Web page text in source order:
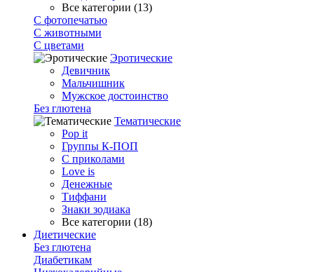
Все категории (13)
С фотопечатью
C животными
С цветами
Эротические
Девичник
Мальчишник
Мужское достоинство
Без глютена
Тематические
Pop it
Группы К-ПОП
С приколами
Love is
Денежные
Тиффани
Знаки зодиака
Все категории (18)
Диетические
Без глютена
Диабетикам